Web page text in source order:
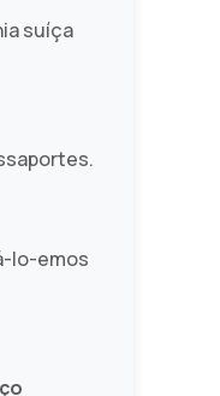
suíça
lo-emos